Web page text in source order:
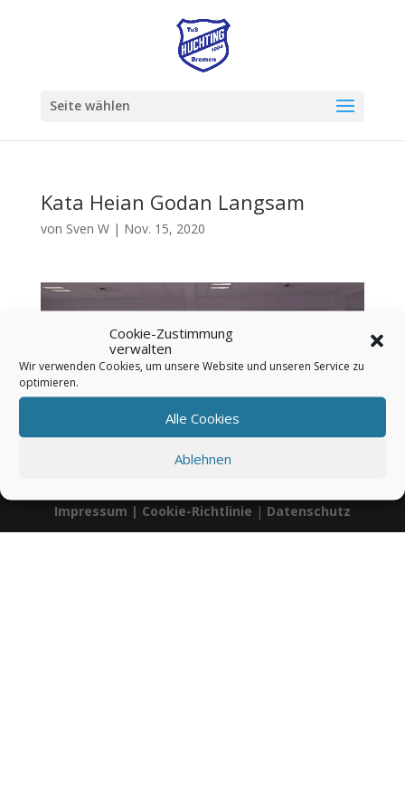
Cookie-Zustimmung
verwalten
Wir verwenden Cookies, um unsere Website und unseren Service zu
optimieren.
Alle Cookies
Ablehnen
Seite wählen
Kata Heian Godan Langsam
von Sven W| Nov. 15, 2020
Video-
Impressum | Cookie-Richtlinie | Datenschutz